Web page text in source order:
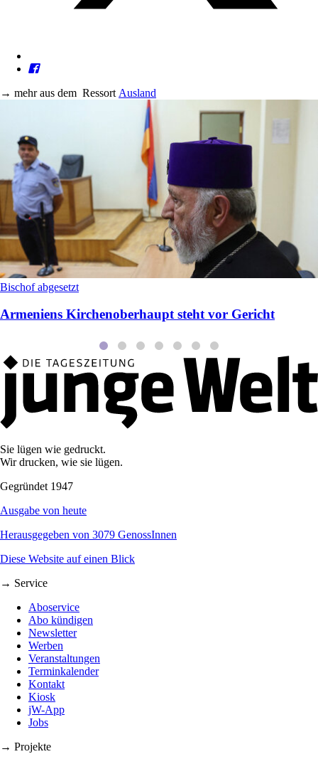
→ mehr aus dem Ressort Ausland
Bischof abgesetzt
Armeniens Kirchenoberhaupt steht vor Gericht
Sie lügen wie gedruckt.
Wir drucken, wie sie lügen.
Gegründet 1947
Ausgabe von heute
Herausgegeben von 3079 GenossInnen
Diese Website auf einen Blick
→ Service
Aboservice
Abo kündigen
Newsletter
Werben
Veranstaltungen
Terminkalender
Kontakt
Kiosk
jW-App
Jobs
→ Projekte